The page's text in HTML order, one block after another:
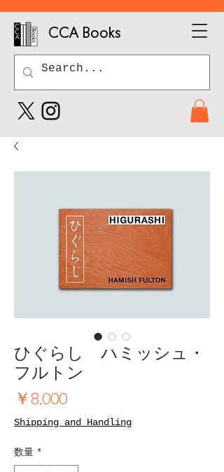
CCA Books
ひぐらし ハミッシュ・
フルトン
￥8,000価
格
Shipping and Handling
数量 *